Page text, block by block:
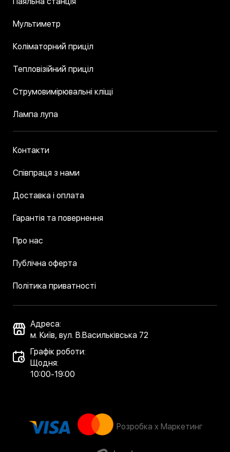
Мультиметр
Коліматорний приціл
Тепловізійний приціл
Струмовимірювальні кліщі
Лампа лупа
Контакти
Співпраця з нами
Доставка і оплата
Гарантія та повернення
Про нас
Публічна оферта
Політика приватності
Адреса:
м. Київ, вул. В.Васильківська 72
Графік роботи:
Щодня:
10:00-19:00
Розробка x Маркетинг